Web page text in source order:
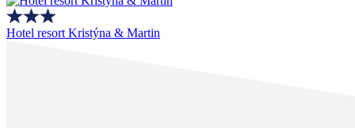
Hotel resort Kristýna & Martin